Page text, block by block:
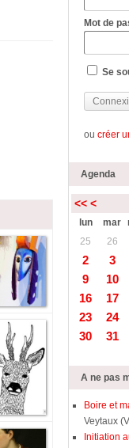
Mot de
Se
oucréer
Agenda
<< <
lun mar
25
26
2
3
9
10
16
17
23
24
30
31
A ne pas
Boire et
Veytaux
Initiation